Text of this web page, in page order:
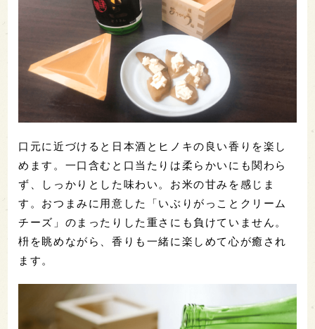
口元に近づけると日本酒とヒノキの良い香りを楽し
めます。一口含むと口当たりは柔らかいにも関わら
ず、しっかりとした味わい。お米の甘みを感じま
す。おつまみに用意した「いぶりがっことクリーム
チーズ」のまったりした重さにも負けていません。
枡を眺めながら、香りも一緒に楽しめて心が癒され
ます。